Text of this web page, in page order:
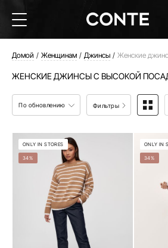
Домой Женщинам Джинсы Женские
ЖЕНСКИЕ ДЖИНСЫ С ВЫСОКОЙ
По обновлению Фильтры
ONLY IN STORES
34%
ONLY IN
34%